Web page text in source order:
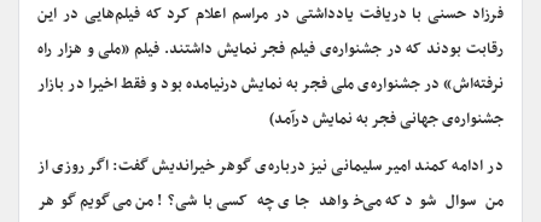
فرزاد حسنی با دریافت یادداشتی در مراسم اعلام کرد که فیلم‌هایی در این
رقابت بودند که در جشنواره‌ی فیلم فجر نمایش داشتند. فیلم «ملی و هزار راه
نرفته‌اش» در جشنواره‌ی ملی فجر به نمایش درنیامده بود و فقط اخیرا در بازار
جشنواره‌ی جهانی فجر به نمایش درآمد)
در ادامه کمند امیر سلیمانی نیز درباره‌ی گوهر خیراندیش گفت: اگر روزی از
من سوال شود که می‌خواهد جای چه کسی باشی؟! من می‌گویم گوهر